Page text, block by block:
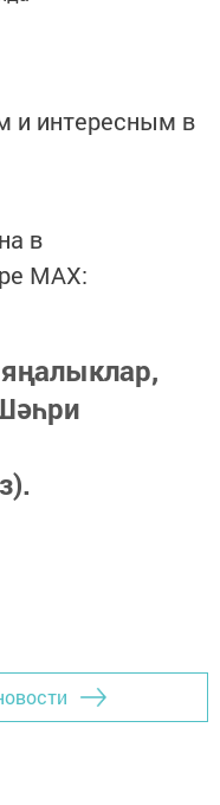
и интересным в
в
MАХ: